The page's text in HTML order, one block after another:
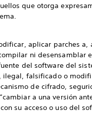
que otorga
aplicar parches
ni desensamblar
del software del
falsificado o
de cifrado,
a una versión
su acceso o uso del